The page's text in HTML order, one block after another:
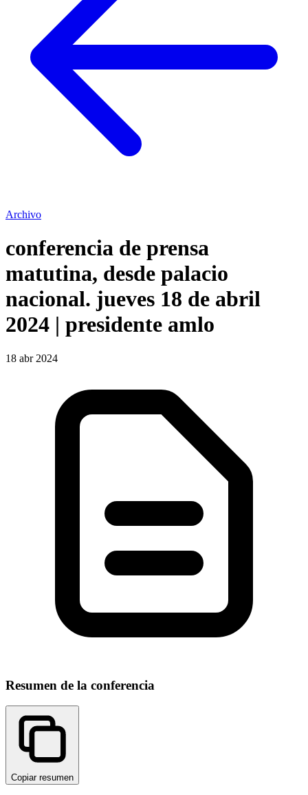
Archivo
conferencia de prensa
matutina, desde palacio
nacional. jueves 18 de abril
2024 | presidente amlo
18 abr 2024
Resumen de la conferencia
Copiar resumen